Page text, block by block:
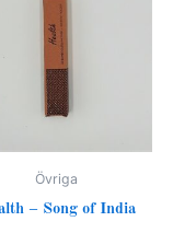
Övriga
– Song of India